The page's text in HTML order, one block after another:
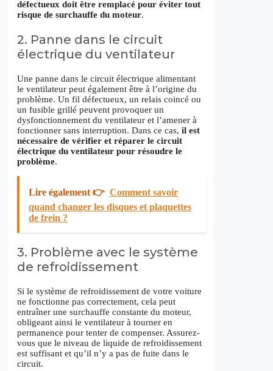
défectueux doit être remplacé pour éviter tout
risque de surchauffe du moteur.
2. Panne dans le circuit
électrique du ventilateur
Une panne dans le circuit électrique alimentant
le ventilateur peut également être à l’origine du
problème. Un fil défectueux, un relais coincé ou
un fusible grillé peuvent provoquer un
dysfonctionnement du ventilateur et l’amener à
fonctionner sans interruption. Dans ce cas, il est
nécessaire de vérifier et réparer le circuit
électrique du ventilateur pour résoudre le
problème.
Lire également 👉 Comment savoir
quand changer les disques et plaquettes
de frein ?
3. Problème avec le système
de refroidissement
Si le système de refroidissement de votre voiture
ne fonctionne pas correctement, cela peut
entraîner une surchauffe constante du moteur,
obligeant ainsi le ventilateur à tourner en
permanence pour tenter de compenser. Assurez-
vous que le niveau de liquide de refroidissement
est suffisant et qu’il n’y a pas de fuite dans le
circuit.